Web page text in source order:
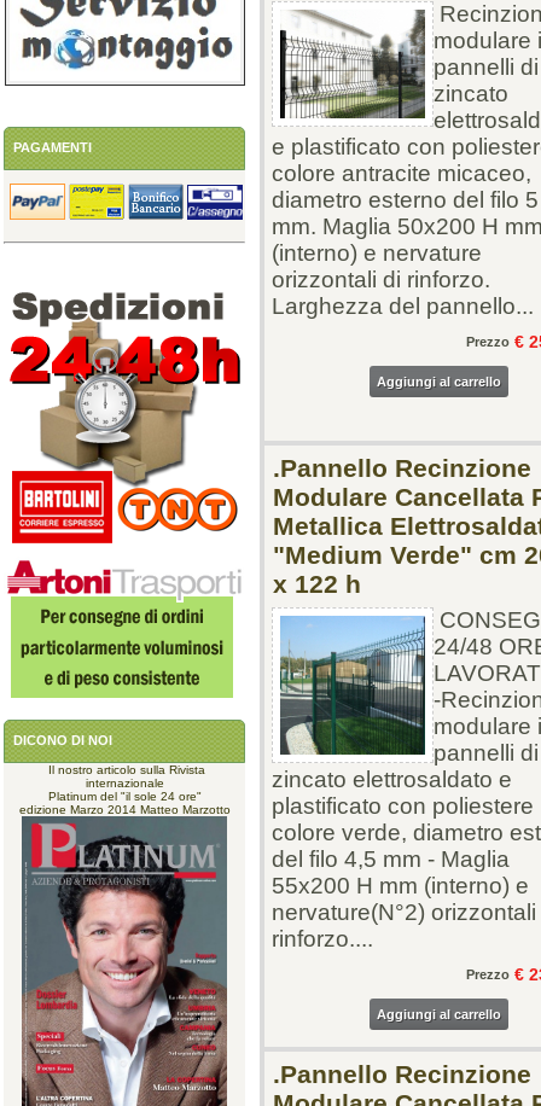
PAGAMENTI
DICONO DI NOI
Il nostro articolo sulla Rivista
internazionale
Platinum del "il sole 24 ore"
edizione Marzo 2014 Matteo Marzotto
modulare
pannelli
zincato
e plastificato con
colore antracite micaceo,
diametro esterno del filo 5
mm. Maglia 50x200 H
(interno) e nervature
orizzontali di rinforzo.
Larghezza del pannello...
Prezzo €
Aggiungi al carrello
.Pannello Recinzione
Modulare Cancellata
Metallica
"Medium Verde" cm
x 122 h
24/48
-
modulare
pannelli
zincato elettrosaldato e
plastificato con poliestere
colore verde, diametro
del filo 4,5 mm - Maglia
55x200 H mm (interno) e
nervature(N°2) orizzontali
rinforzo....
Prezzo €
Aggiungi al carrello
.Pannello Recinzione